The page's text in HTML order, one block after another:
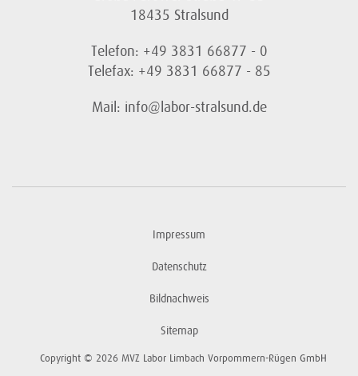
18435 Stralsund
Telefon: +49 3831 66877 - 0
Telefax: +49 3831 66877 - 85
Mail: info@labor-stralsund.de
Impressum
Datenschutz
Bildnachweis
Sitemap
Copyright © 2026 MVZ Labor Limbach Vorpommern-Rügen GmbH